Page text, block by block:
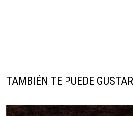
TAMBIÉN TE PUEDE GUSTAR